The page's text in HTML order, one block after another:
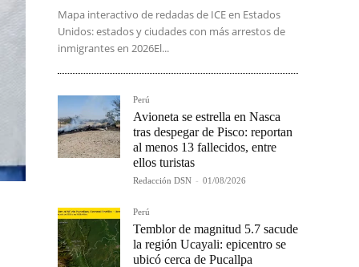
Mapa interactivo de redadas de ICE en Estados
Unidos: estados y ciudades con más arrestos de
inmigrantes en 2026El...
Perú
Avioneta se estrella en Nasca
tras despegar de Pisco: reportan
al menos 13 fallecidos, entre
ellos turistas
Redacción DSN - 01/08/2026
Perú
Temblor de magnitud 5.7 sacude
la región Ucayali: epicentro se
ubicó cerca de Pucallpa